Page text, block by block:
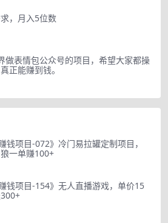
，月入5位数
做表情包公众号的项目，希望大家都操
正能赚到钱。
钱项目-072》冷门易拉罐定制项目，
一单赚100+
钱项目-154》无人直播游戏，单价15